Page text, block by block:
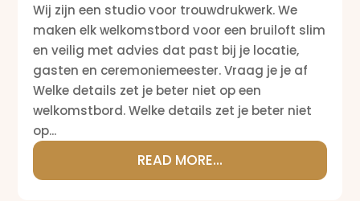
Wij zijn een studio voor trouwdrukwerk. We
maken elk welkomstbord voor een bruiloft slim
en veilig met advies dat past bij je locatie,
gasten en ceremoniemeester. Vraag je je af
Welke details zet je beter niet op een
welkomstbord. Welke details zet je beter niet
op...
READ MORE...